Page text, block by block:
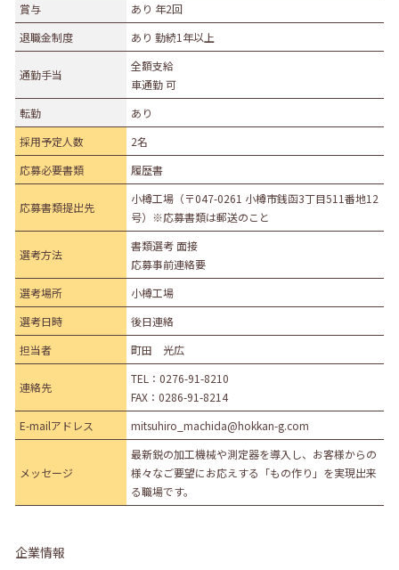
勤務地
札幌市・近郊 函館市・近郊
旭川市・近郊
釧路市・近郊
帯広市・近郊
賞与
あり 年2回
退職金制度
あり 勤続1年以上
通勤手当
全額支給
車通勤 可
転勤
あり
採用予定人数
2名
応募必要書類
履歴書
応募書類提出先
小樽工場（〒047-0261 小樽市銭函3丁目511番地12
号）※応募書類は郵送のこと
選考方法
書類選考 面接
応募事前連絡要
選考場所
小樽工場
選考日時
後日連絡
担当者
町田 光広
連絡先
TEL： 0276-91-8210
FAX：0286-91-8214
E-mailアドレス
mitsuhiro_machida@hokkan-g.com
メッセージ
最新鋭の加工機械や測定器を導入し、お客様からの
様々なご要望にお応えする「もの作り」を実現出来
る職場です。
企業情報